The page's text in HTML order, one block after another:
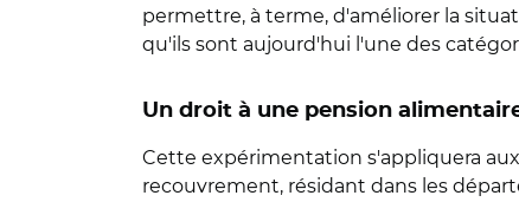
permettre, à terme, d'améliorer la
qu'ils sont aujourd'hui l'une des
Un droit à une pension
Cette expérimentation s'appliquera
recouvrement, résidant dans les